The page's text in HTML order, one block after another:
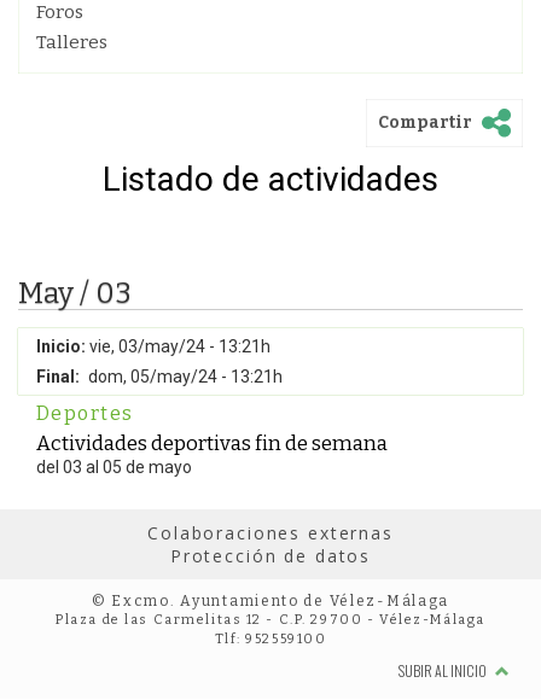
Foros
Talleres
Compartir
Listado de actividades
May / 03
Inicio: vie, 03/may/24 - 13:21h
Final: dom, 05/may/24 - 13:21h
Deportes
Actividades deportivas fin de semana
del 03 al 05 de mayo
Colaboraciones externas
Protección de datos
© Excmo. Ayuntamiento de Vélez-Málaga
Plaza de las Carmelitas 12 - C.P. 29700 - Vélez-Málaga
Tlf: 952559100
SUBIR AL INICIO